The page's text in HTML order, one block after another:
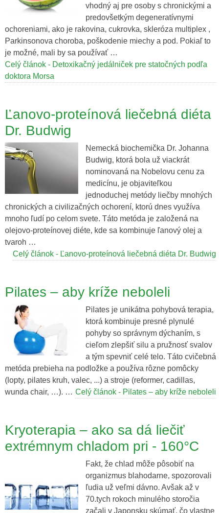
vhodný aj pre osoby s chronickými a
predovšetkým degeneratívnymi
ochoreniami, ako je rakovina, cukrovka, skleróza multiplex ,
Parkinsonova choroba, poškodenie miechy a pod. Pokiaľ to
je možné, mali by sa používať …
Celý článok - Detoxikačný jedálniček pre statočných podľa
doktora Morsa
Ľanovo-proteínová liečebná diéta
Dr. Budwig
Nemecká biochemička Dr. Johanna
Budwig, ktorá bola už viackrát
nominovaná na Nobelovu cenu za
medicínu, je objaviteľkou
jednoduchej metódy liečby mnohých
chronických a civilizačných ochorení, ktorú dnes využíva
mnoho ľudí po celom svete. Táto metóda je založená na
olejovo-proteínovej diéte, kde sa kombinuje ľanový olej a
tvaroh …
Celý článok - Ľanovo-proteínová liečebná diéta Dr. Budwig
Pilates – aby kríže neboleli
Pilates je unikátna pohybová terapia,
ktorá kombinuje presné plynulé
pohyby so správnym dýchaním, s
cieľom zlepšiť silu a pružnosť svalov
a tým spevniť celé telo. Táto cvičebná
metóda prebieha na podložke a používa rôzne pomôcky
(lopty, pilates kruh, valec, ...) a stroje (reformer, cadillas,
wunda chair, …). … Celý článok - Pilates – aby kríže neboleli
Kryoterapia – ako sa dá liečiť
extrémnym chladom pri - 160°C
Fakt, že chlad môže pôsobiť na
organizmus blahodarne, spozorovali
ľudia už veľmi dávno. Avšak až v
70.tych rokoch minulého storočia
začali v Japonsku skúmať, čo vlastne